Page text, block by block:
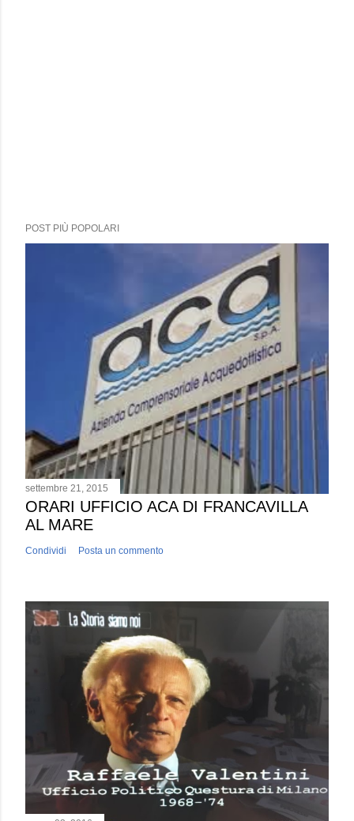
POST PIÙ POPOLARI
settembre 21, 2015
ORARI UFFICIO ACA DI FRANCAVILLA
AL MARE
Condividi Posta un commento